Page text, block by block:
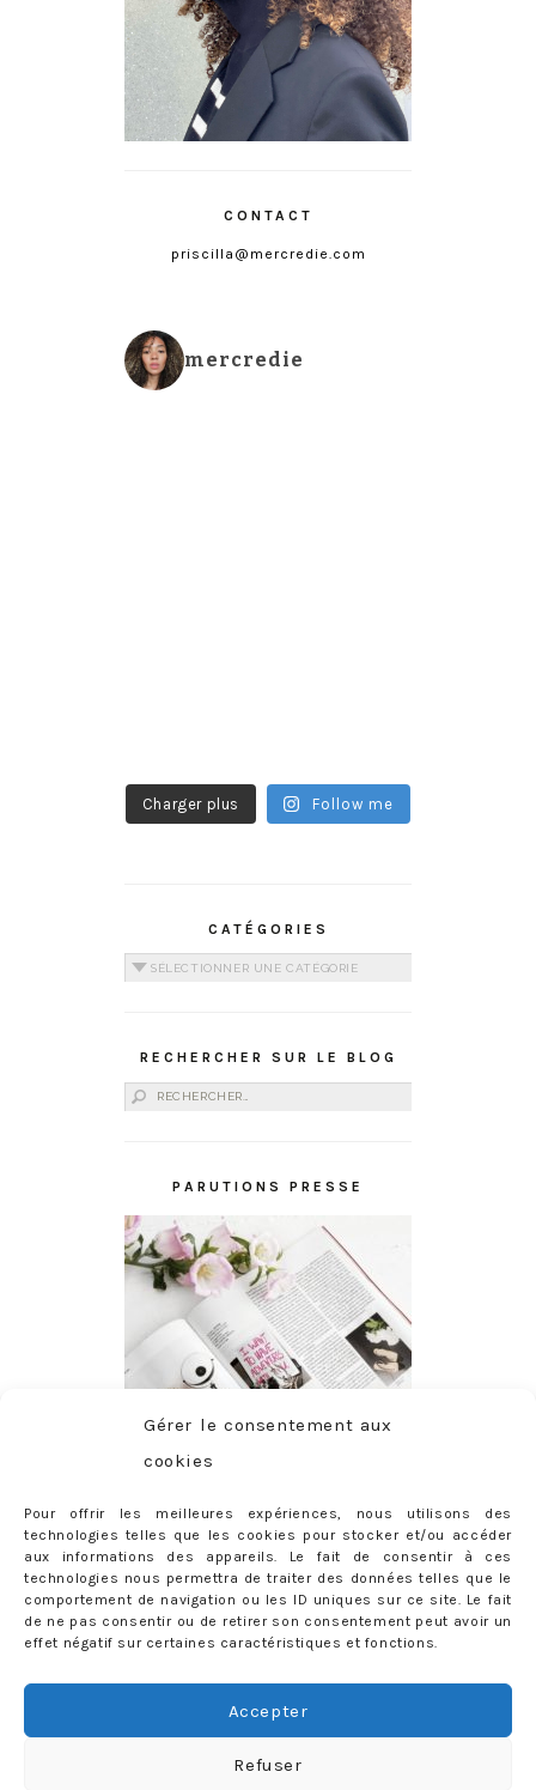
Gérer le consentement aux
cookies
Pour offrir les meilleures expériences, nous utilisons des
technologies telles que les cookies pour stocker et/ou accéder
aux informations des appareils. Le fait de consentir à ces
technologies nous permettra de traiter des données telles que le
comportement de navigation ou les ID uniques sur ce site. Le fait
de ne pas consentir ou de retirer son consentement peut avoir un
effet négatif sur certaines caractéristiques et fonctions.
Accepter
Refuser
CONTACT
priscilla@mercredie.com
mercredie
Charger plus Follow me
CATÉGORIES
Catégories
RECHERCHER SUR LE BLOG
Rechercher :
PARUTIONS PRESSE
ABONNEMENT
Adresse
Rejoignez les 398 autres abonnés